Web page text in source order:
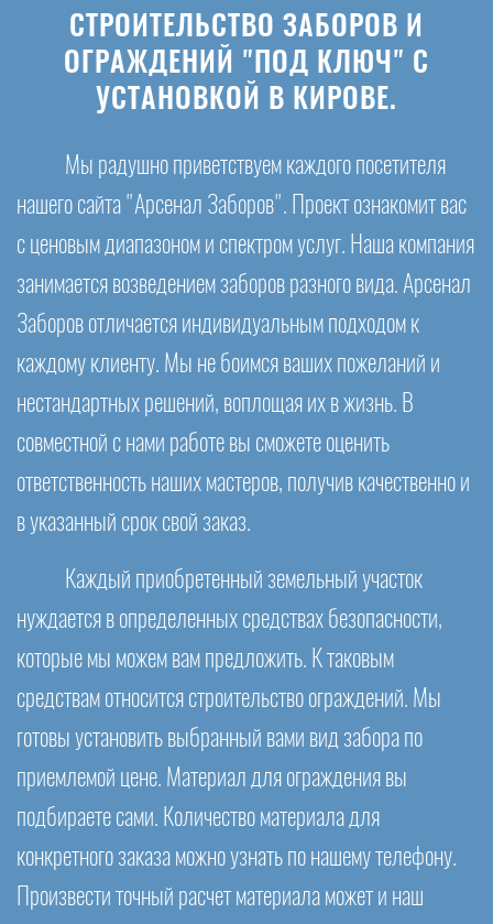
СТРОИТЕЛЬСТВО ЗАБОРОВ И
ОГРАЖДЕНИЙ "ПОД КЛЮЧ" С
УСТАНОВКОЙ В КИРОВЕ.
Мы радушно приветствуем каждого посетителя
нашего сайта "Арсенал Заборов". Проект ознакомит вас
с ценовым диапазоном и спектром услуг. Наша компания
занимается возведением заборов разного вида. Арсенал
Заборов отличается индивидуальным подходом к
каждому клиенту. Мы не боимся ваших пожеланий и
нестандартных решений, воплощая их в жизнь. В
совместной с нами работе вы сможете оценить
ответственность наших мастеров, получив качественно и
в указанный срок свой заказ.
Каждый приобретенный земельный участок
нуждается в определенных средствах безопасности,
которые мы можем вам предложить. К таковым
средствам относится строительство ограждений. Мы
готовы установить выбранный вами вид забора по
приемлемой цене. Материал для ограждения вы
подбираете сами. Количество материала для
конкретного заказа можно узнать по нашему телефону.
Произвести точный расчет материала может и наш